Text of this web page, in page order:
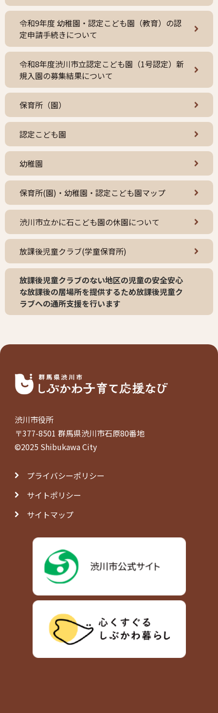
令和9年度 幼稚園・認定こども園（教育）の認
定申請手続きについて
令和8年度渋川市立認定こども園（1号認定）新
規入園の募集結果について
保育所（園）
認定こども園
幼稚園
保育所(園)・幼稚園・認定こども園マップ
渋川市立かに石こども園の休園について
放課後児童クラブ(学童保育所)
放課後児童クラブのない地区の児童の安全安心
な放課後の居場所を提供するため放課後児童ク
ラブへの通所支援を行います
渋川市役所
〒377-8501 群馬県渋川市石原80番地
©2025 Shibukawa City
プライバシーポリシー
サイトポリシー
サイトマップ